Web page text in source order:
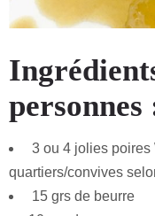
personnes
3 ou 4 jolies poires
quartiers/convives
15 grs de beurre